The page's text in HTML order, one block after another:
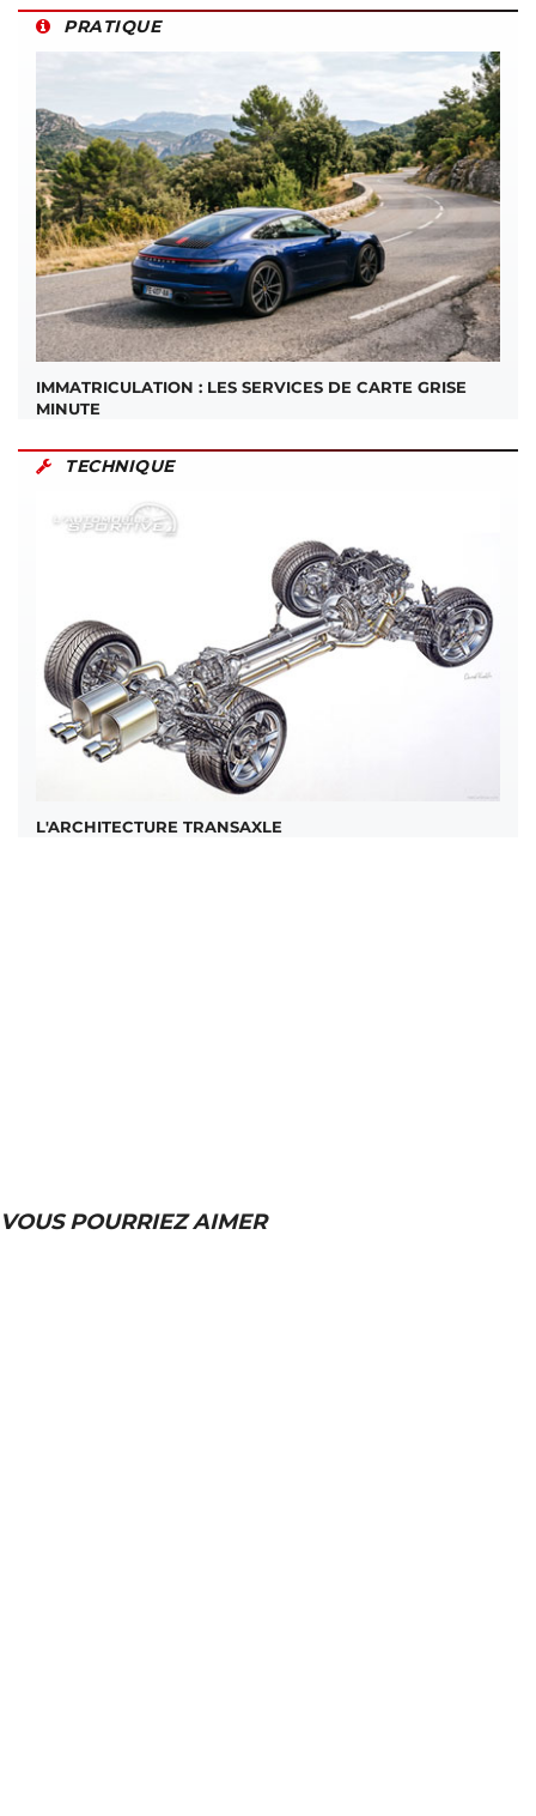
PRATIQUE
IMMATRICULATION : LES SERVICES DE CARTE GRISE
MINUTE
TECHNIQUE
L'ARCHITECTURE TRANSAXLE
VOUS POURRIEZ AIMER